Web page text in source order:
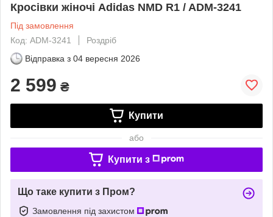
Кросівки жіночі Adidas NMD R1 / ADM-3241
Під замовлення
Код: ADM-3241
Роздріб
Відправка з 04 вересня 2026
2 599 ₴
Купити
або
Купити з
Що таке купити з Пром?
Замовлення під захистом